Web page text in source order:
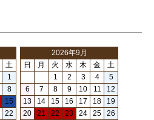
土
1
8
15
22
2026年9月
日
月 火 水 木 金
土
1
2 3 4
5
6
7 8 9 10 11
12
13
14 15 16 17 18
19
20
21 22 23 24 25
26